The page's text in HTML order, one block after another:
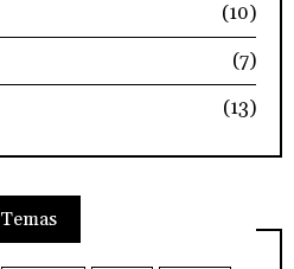
(10)
(7)
(13)
Temas